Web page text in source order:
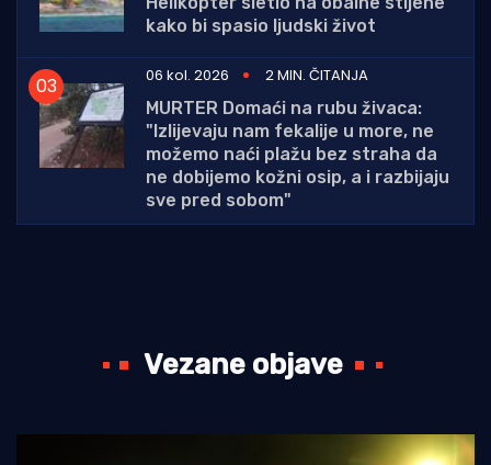
kako bi spasio ljudski život
06 kol. 2026
2 MIN. ČITANJA
MURTER Domaći na rubu živaca:
"Izlijevaju nam fekalije u more, ne
možemo naći plažu bez straha da
ne dobijemo kožni osip, a i razbijaju
sve pred sobom"
Vezane objave